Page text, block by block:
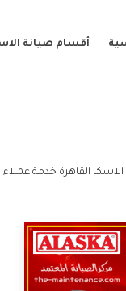
أقسام صيانة
القاهرة خدمة